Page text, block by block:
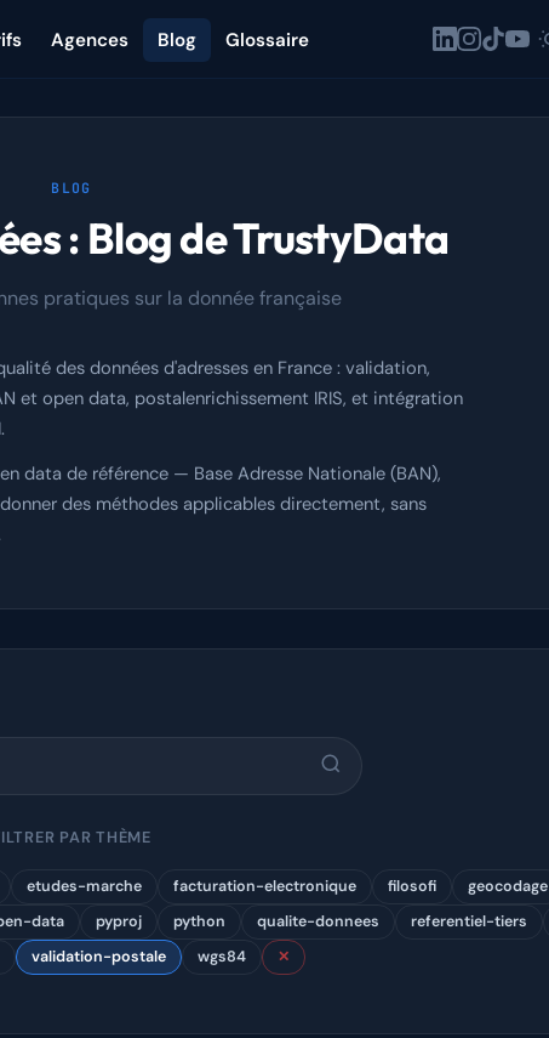
Agences Blog Glossaire
BLOG
: Blog de TrustyData
pratiques sur la donnée française
des données d'adresses en France : validation,
et open data, postalenrichissement IRIS, et intégration
data de référence — Base Adresse Nationale (BAN),
des méthodes applicables directement, sans
PAR THÈME
etudes-marche facturation-electronique filosofi geocodage
data pyproj python qualite-donnees referentiel-tiers
validation-postale wgs84 ✕